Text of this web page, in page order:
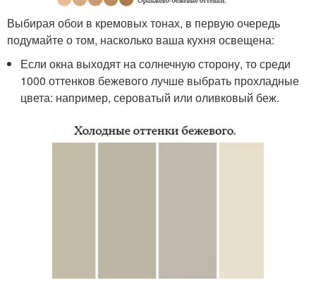
Выбирая обои в кремовых тонах, в первую очередь
подумайте о том, насколько ваша кухня освещена:
Если окна выходят на солнечную сторону, то среди
1000 оттенков бежевого лучше выбрать прохладные
цвета: например, сероватый или оливковый беж.